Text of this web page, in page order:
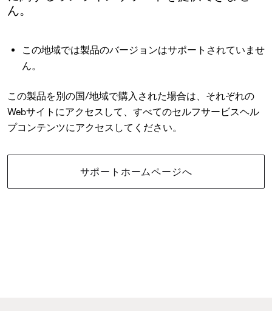
ん。
この地域では製品のバージョンはサポートされていませ
ん。
この製品を別の国/地域で購入された場合は、それぞれの
Webサイトにアクセスして、すべてのセルフサービスヘル
プコンテンツにアクセスしてください。
サポートホームページへ